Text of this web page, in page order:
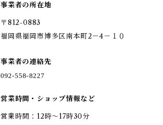
事業者の所在地
〒812-0883
福岡県福岡市博多区南本町2－4－１０
事業者の連絡先
営業時間・ショップ情報など
営業時間：12時～17時30分